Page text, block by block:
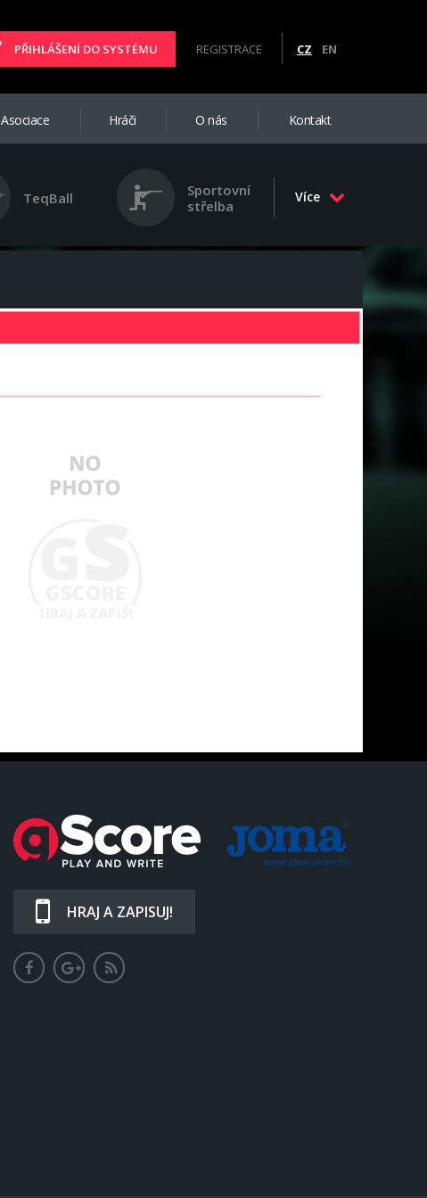
PŘIHLÁŠENÍ DO SYSTÉMU REGISTRACE CZ EN
Asociace Hráči O nás Kontakt
TeqBall
Sportovní
střelba
Více
HRAJ A ZAPISUJ!